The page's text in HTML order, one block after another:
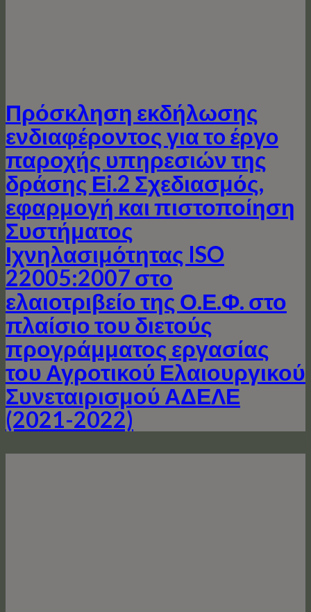
Πρόσκληση εκδήλωσης
ενδιαφέροντος για τo έργo
παροχής υπηρεσιών της
δράσης Εi.2 Σχεδιασμός,
εφαρμογή και πιστοποίηση
Συστήματος
Ιχνηλασιμότητας ISO
22005:2007 στο
ελαιοτριβείο της Ο.Ε.Φ. στο
πλαίσιο του διετούς
προγράμματος εργασίας
του Αγροτικού Ελαιουργικού
Συνεταιρισμού ΑΔΕΛΕ
(2021-2022)